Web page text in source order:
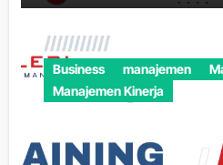
Business manajemen
Manajemen Kinerja